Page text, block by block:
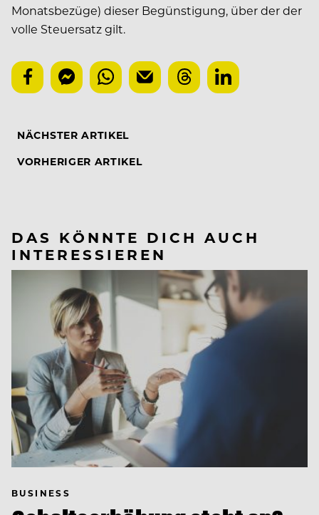
Monatsbezüge) dieser Begünstigung, über der der
volle Steuersatz gilt.
NÄCHSTER ARTIKEL
VORHERIGER ARTIKEL
DAS KÖNNTE DICH AUCH
INTERESSIEREN
BUSINESS